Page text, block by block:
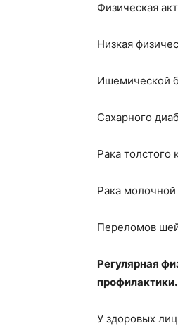
Физическая
Низкая
Ишемической
Сахарного
Рака толстого
Рака
Переломов
Регулярная
профилактики.
У здоровых